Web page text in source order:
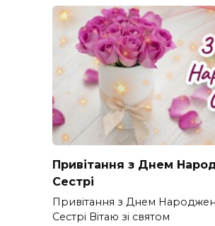
Привітання з Днем
Сестрі
Привітання з Днем
Сестрі Вітаю зі святом